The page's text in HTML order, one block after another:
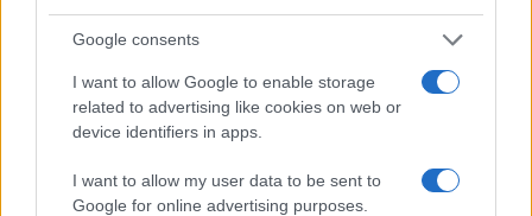
Google consents
I want to allow Google to enable storage
related to advertising like cookies on web or
device identifiers in apps.
I want to allow my user data to be sent to
Google for online advertising purposes.
Continua a leggere